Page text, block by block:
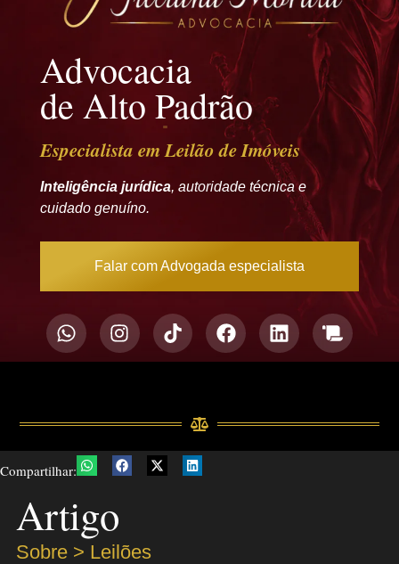
Advocacia
de Alto Padrão
Especialista em Leilão de Imóveis
Inteligência jurídica, autoridade técnica e
cuidado genuíno.
Falar com Advogada especialista
Compartilhar:
Artigo
Sobre > Leilões